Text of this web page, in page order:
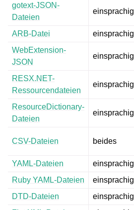
gotext-JSON-
Dateien
einsprachig
ARB-Datei einsprachig
WebExtension-
JSON
einsprachig
RESX.NET-
Ressourcendateien
einsprachig
ResourceDictionary-
Dateien
einsprachig
CSV-Dateien beides
YAML-Dateien einsprachig
Ruby YAML-Dateien
einsprachig
DTD-Dateien
einsprachig